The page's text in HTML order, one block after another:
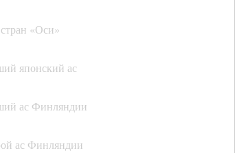
«Оси»
японский ас
ас Финляндии
ас Финляндии